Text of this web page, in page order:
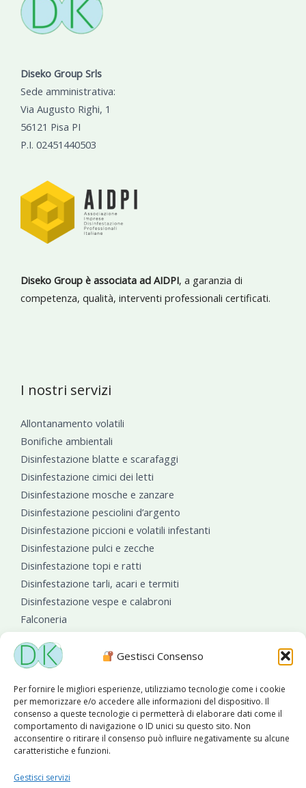
Gestisci Consenso
Per fornire le migliori esperienze, utilizziamo tecnologie come i cookie
per memorizzare e/o accedere alle informazioni del dispositivo. Il
consenso a queste tecnologie ci permetterà di elaborare dati come il
comportamento di navigazione o ID unici su questo sito. Non
acconsentire o ritirare il consenso può influire negativamente su alcune
caratteristiche e funzioni.
Gestisci servizi
Diseko Group Srls
Sede amministrativa:
Via Augusto Righi, 1
56121 Pisa PI
P.I. 02451440503
Diseko Group è associata ad AIDPI, a garanzia di
competenza, qualità, interventi professionali certificati.
I nostri servizi
Allontanamento volatili
Bonifiche ambientali
Disinfestazione blatte e scarafaggi
Disinfestazione cimici dei letti
Disinfestazione mosche e zanzare
Disinfestazione pesciolini d’argento
Disinfestazione piccioni e volatili infestanti
Disinfestazione pulci e zecche
Disinfestazione topi e ratti
Disinfestazione tarli, acari e termiti
Disinfestazione vespe e calabroni
Falconeria
Sanificazioni ambientali